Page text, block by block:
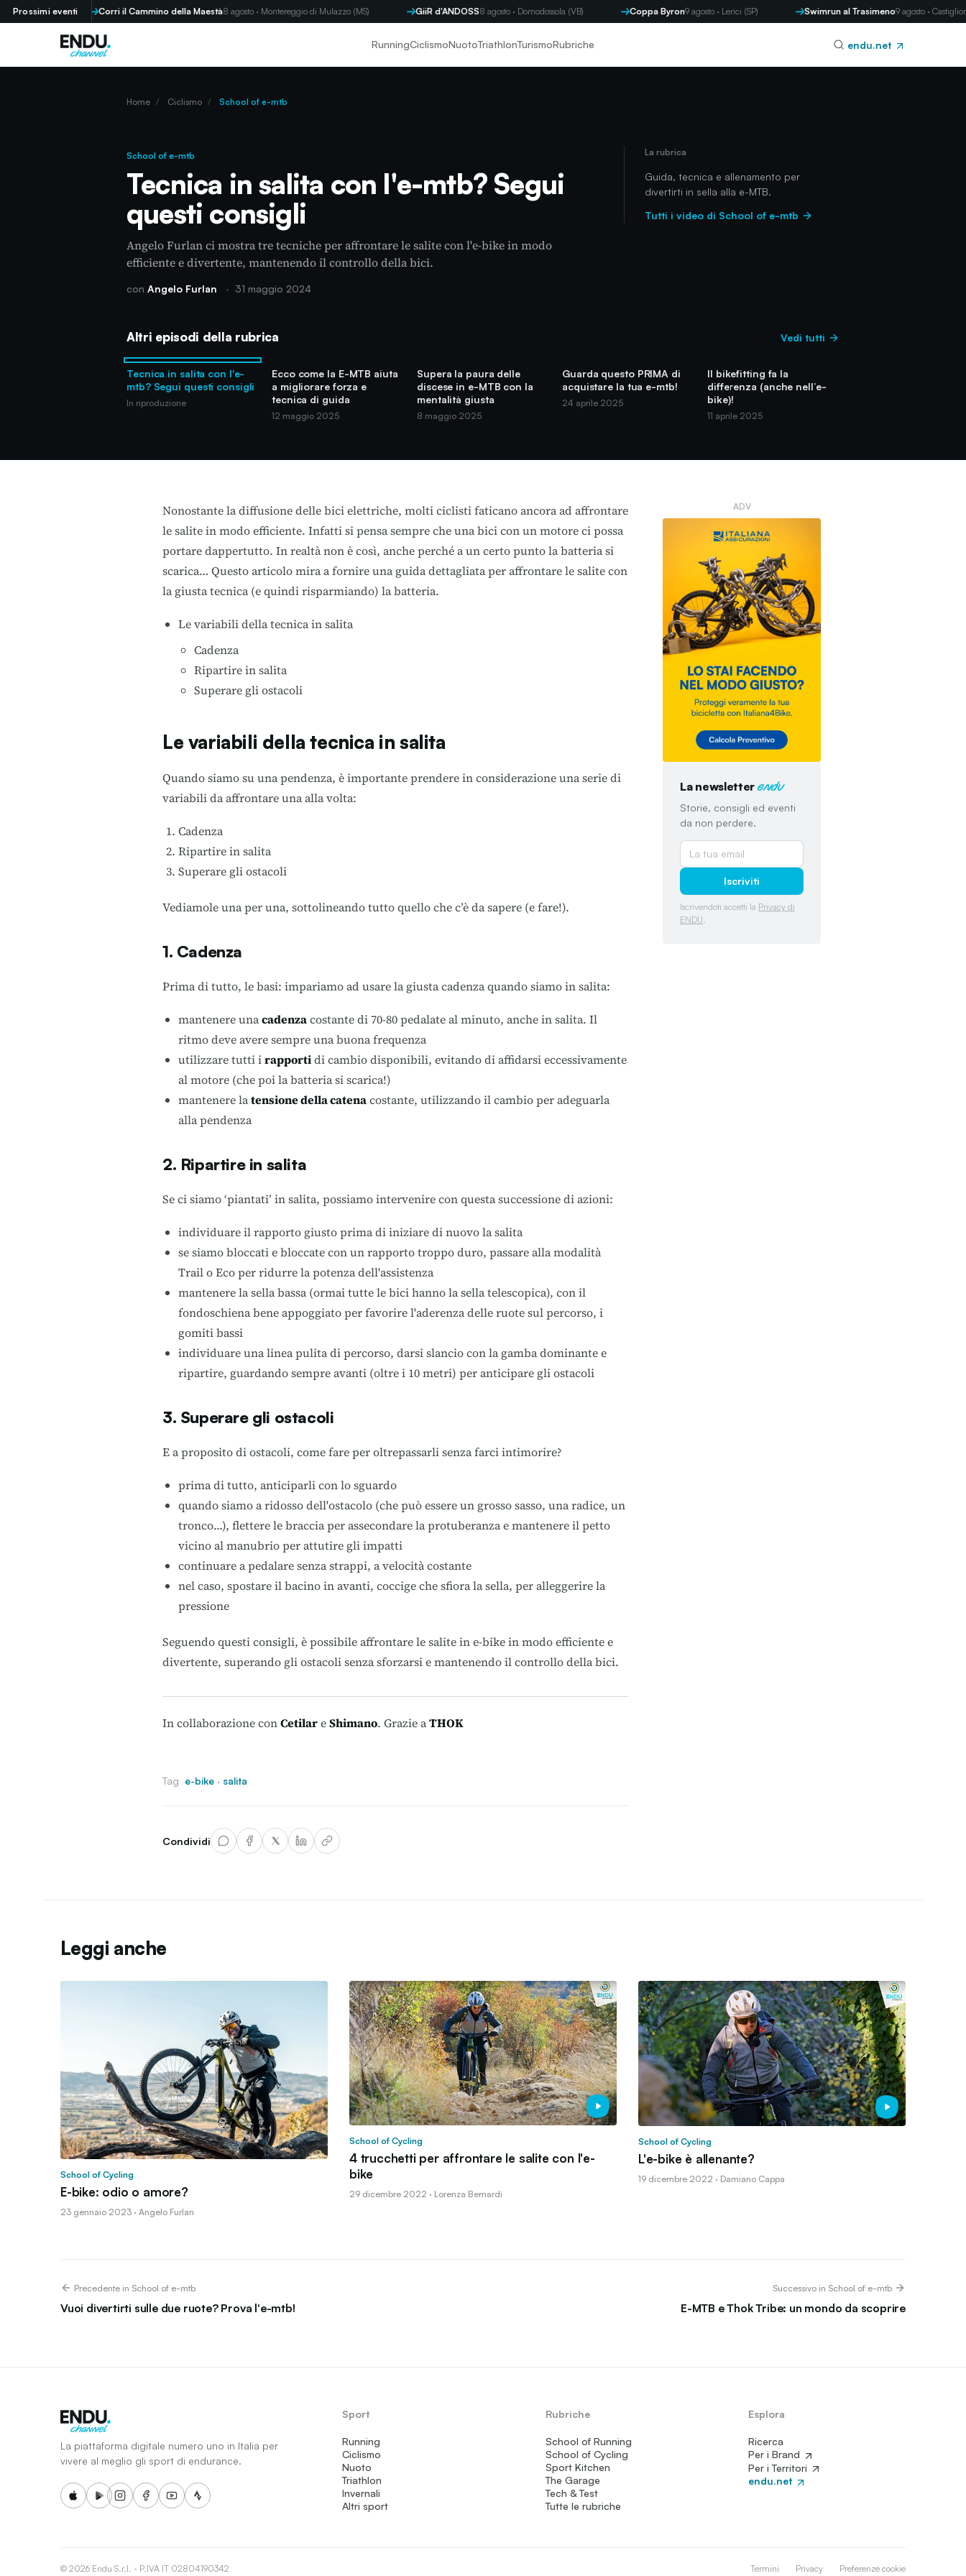
Prossimi eventi
(GR) Corri il Cammino della Maestà8 agosto · Montereggio di Mulazzo (MS) GiiR d'ANDOSS8 agosto · Domodossola (VB) Coppa Byron9 agosto · Lerici (SP) Swimrun al Trasimeno9 agosto · Castiglione del
RunningCiclismoNuotoTriathlonTurismoRubriche endu.net
Home / Ciclismo / School of e-mtb
School of e-mtb
Tecnica in salita con l'e-mtb? Segui
questi consigli
Angelo Furlan ci mostra tre tecniche per affrontare le salite con l'e-bike in modo
efficiente e divertente, mantenendo il controllo della bici.
con Angelo Furlan · 31 maggio 2024
La rubrica
Guida, tecnica e allenamento per
divertirti in sella alla e-MTB.
Tutti i video di School of e-mtb
Altri episodi della rubrica Vedi tutti
Tecnica in salita con l'e-
mtb? Segui questi consigli
In riproduzione
Ecco come la E-MTB aiuta
a migliorare forza e
tecnica di guida
12 maggio 2025
Supera la paura delle
discese in e-MTB con la
mentalità giusta
8 maggio 2025
Guarda questo PRIMA di
acquistare la tua e-mtb!
24 aprile 2025
Il bikefitting fa la
differenza (anche nell’e-
bike)!
11 aprile 2025
Nonostante la diffusione delle bici elettriche, molti ciclisti faticano ancora ad affrontare
le salite in modo efficiente. Infatti si pensa sempre che una bici con un motore ci possa
portare dappertutto. In realtà non è così, anche perché a un certo punto la batteria si
scarica… Questo articolo mira a fornire una guida dettagliata per affrontare le salite con
la giusta tecnica (e quindi risparmiando) la batteria.
Le variabili della tecnica in salita
Cadenza
Ripartire in salita
Superare gli ostacoli
Le variabili della tecnica in salita
Quando siamo su una pendenza, è importante prendere in considerazione una serie di
variabili da affrontare una alla volta:
Cadenza
Ripartire in salita
Superare gli ostacoli
Vediamole una per una, sottolineando tutto quello che c’è da sapere (e fare!).
1. Cadenza
Prima di tutto, le basi: impariamo ad usare la giusta cadenza quando siamo in salita:
mantenere unacadenzacostante di 70-80 pedalate al minuto, anche in salita. Il
ritmo deve avere sempre una buona frequenza
utilizzare tutti irapportidi cambio disponibili, evitando di affidarsi eccessivamente
al motore (che poi la batteria si scarica!)
mantenere latensione della catenacostante, utilizzando il cambio per adeguarla
alla pendenza
2. Ripartire in salita
Se ci siamo ‘piantati’ in salita, possiamo intervenire con questa successione di azioni:
individuare il rapporto giusto prima di iniziare di nuovo la salita
se siamo bloccati e bloccate con un rapporto troppo duro, passare alla modalità
Trail o Eco per ridurre la potenza dell'assistenza
mantenere la sella bassa (ormai tutte le bici hanno la sella telescopica), con il
fondoschiena bene appoggiato per favorire l'aderenza delle ruote sul percorso, i
gomiti bassi
individuare una linea pulita di percorso, darsi slancio con la gamba dominante e
ripartire, guardando sempre avanti (oltre i 10 metri) per anticipare gli ostacoli
3. Superare gli ostacoli
E a proposito di ostacoli, come fare per oltrepassarli senza farci intimorire?
prima di tutto, anticiparli con lo sguardo
quando siamo a ridosso dell'ostacolo (che può essere un grosso sasso, una radice, un
tronco...), flettere le braccia per assecondare la protuberanza e mantenere il petto
vicino al manubrio per attutire gli impatti
continuare a pedalare senza strappi, a velocità costante
nel caso, spostare il bacino in avanti, coccige che sfiora la sella, per alleggerire la
pressione
Seguendo questi consigli, è possibile affrontare le salite in e-bike in modo efficiente e
divertente, superando gli ostacoli senza sforzarsi e mantenendo il controllo della bici.
In collaborazione conCetilareShimano. Grazie aTHOK
ADV
La newsletter endu
Storie, consigli ed eventi
da non perdere.
Iscriviti
Iscrivendoti accetti la Privacy di
ENDU
Tag e-bike · salita
Condividi
Leggi anche
School of Cycling
E-bike: odio o amore?
23 gennaio 2023 · Angelo Furlan
School of Cycling
4 trucchetti per affrontare le salite con l'e-
bike
29 dicembre 2022 · Lorenza Bernardi
School of Cycling
L'e-bike è allenante?
19 dicembre 2022 · Damiano Cappa
Precedente in School of e-mtb
Vuoi divertirti sulle due ruote? Prova l'e-mtb!
Successivo in School of e-mtb
E-MTB e Thok Tribe: un mondo da scoprire
La piattaforma digitale numero uno in Italia per
vivere al meglio gli sport di endurance.
Sport
Running
Ciclismo
Nuoto
Triathlon
Invernali
Altri sport
Rubriche
School of Running
School of Cycling
Sport Kitchen
The Garage
Tech & Test
Tutte le rubriche
Esplora
Ricerca
Per i Brand
Per i Territori
endu.net
© 2026 Endu S.r.l. - P.IVA IT 02804190342 Termini Privacy Preferenze cookie